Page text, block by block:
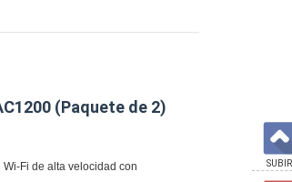
(Paquete de 2)
Fi de alta velocidad con
SUBIR